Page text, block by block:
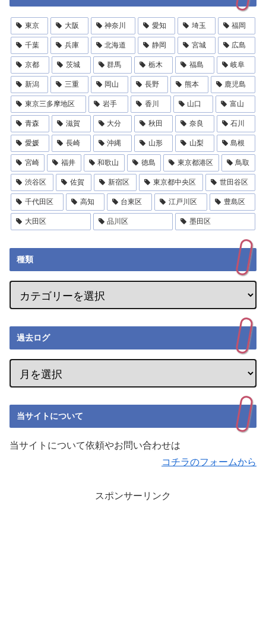
東京 大阪 神奈川 愛知 埼玉 福岡
千葉 兵庫 北海道 静岡 宮城 広島
京都 茨城 群馬 栃木 福島 岐阜
新潟 三重 岡山 長野 熊本 鹿児島
東京三多摩地区 岩手 香川 山口 富山
青森 滋賀 大分 秋田 奈良 石川
愛媛 長崎 沖縄 山形 山梨 島根
宮崎 福井 和歌山 徳島 東京都港区 鳥取
渋谷区 佐賀 新宿区 東京都中央区 世田谷区
千代田区 高知 台東区 江戸川区 豊島区
大田区 品川区 墨田区
種類
過去ログ
当サイトについて
当サイトについて依頼やお問い合わせは
コチラのフォームから
スポンサーリンク